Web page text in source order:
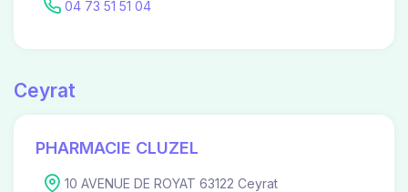
04 73 51 51 04
Ceyrat
PHARMACIE CLUZEL
10 AVENUE DE ROYAT 63122 Ceyrat